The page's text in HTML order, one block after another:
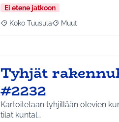
Ei etene jatkoon
Rajaa tulokset aihepiirin mukaan:
Koko Tuusula Rajaa tulokset
Muut
Tyhjät
#2232
Kartoitetaan tyhjillään olevien
tilat kuntal…